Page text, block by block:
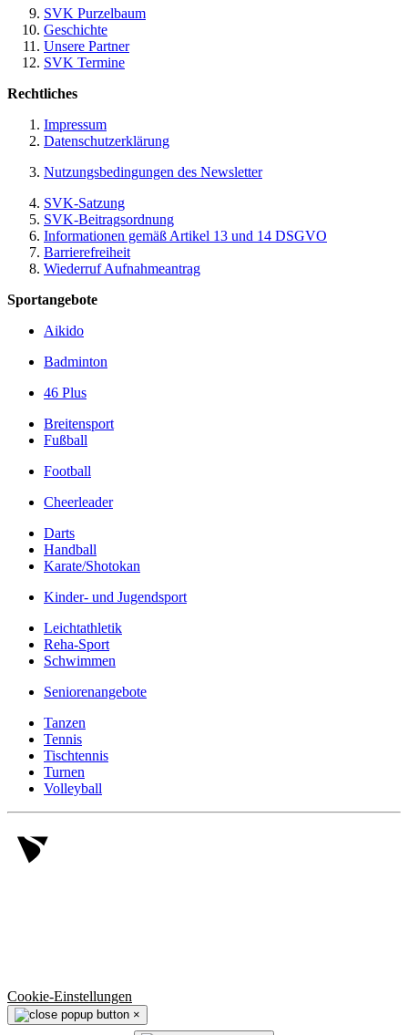
SVK Purzelbaum
Geschichte
Unsere Partner
SVK Termine
Rechtliches
Impressum
Datenschutzerklärung
Nutzungsbedingungen des Newsletter
SVK-Satzung
SVK-Beitragsordnung
Informationen gemäß Artikel 13 und 14 DSGVO
Barrierefreiheit
Wiederruf Aufnahmeantrag
Sportangebote
Aikido
Badminton
46 Plus
Breitensport
Fußball
Football
­Cheerleader
Darts
Handball
Karate/­Shotokan
Kinder- und Jugendsport
Leichtathletik
Reha-Sport
Schwimmen
Seniorenangebote
Tanzen
Tennis
Tischtennis
Turnen
Volleyball
Cookie-Einstellungen
×